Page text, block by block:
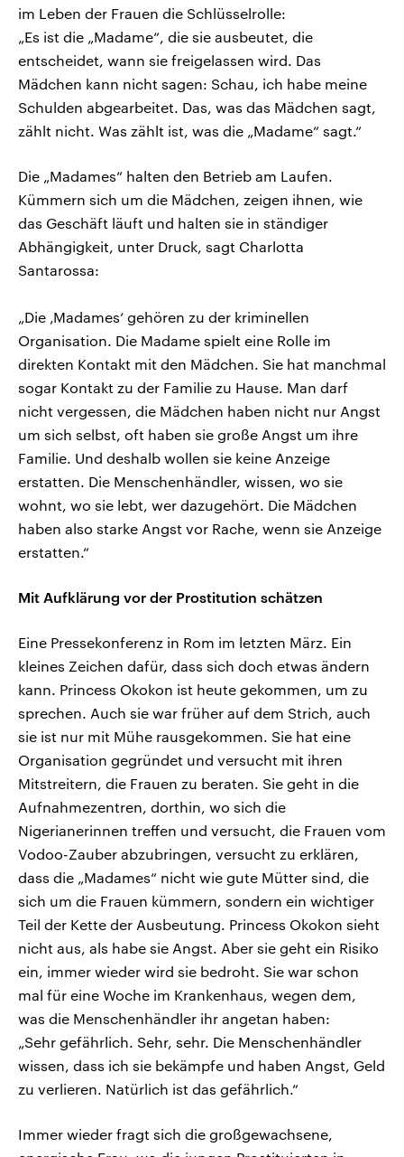
im Leben der Frauen die Schlüsselrolle:
„Es ist die „Madame“, die sie ausbeutet, die
entscheidet, wann sie freigelassen wird. Das
Mädchen kann nicht sagen: Schau, ich habe meine
Schulden abgearbeitet. Das, was das Mädchen sagt,
zählt nicht. Was zählt ist, was die „Madame“ sagt.“
Die „Madames“ halten den Betrieb am Laufen.
Kümmern sich um die Mädchen, zeigen ihnen, wie
das Geschäft läuft und halten sie in ständiger
Abhängigkeit, unter Druck, sagt Charlotta
Santarossa:
„Die ‚Madames‘ gehören zu der kriminellen
Organisation. Die Madame spielt eine Rolle im
direkten Kontakt mit den Mädchen. Sie hat manchmal
sogar Kontakt zu der Familie zu Hause. Man darf
nicht vergessen, die Mädchen haben nicht nur Angst
um sich selbst, oft haben sie große Angst um ihre
Familie. Und deshalb wollen sie keine Anzeige
erstatten. Die Menschenhändler, wissen, wo sie
wohnt, wo sie lebt, wer dazugehört. Die Mädchen
haben also starke Angst vor Rache, wenn sie Anzeige
erstatten.“
Mit Aufklärung vor der Prostitution schätzen
Eine Pressekonferenz in Rom im letzten März. Ein
kleines Zeichen dafür, dass sich doch etwas ändern
kann. Princess Okokon ist heute gekommen, um zu
sprechen. Auch sie war früher auf dem Strich, auch
sie ist nur mit Mühe rausgekommen. Sie hat eine
Organisation gegründet und versucht mit ihren
Mitstreitern, die Frauen zu beraten. Sie geht in die
Aufnahmezentren, dorthin, wo sich die
Nigerianerinnen treffen und versucht, die Frauen vom
Vodoo-Zauber abzubringen, versucht zu erklären,
dass die „Madames“ nicht wie gute Mütter sind, die
sich um die Frauen kümmern, sondern ein wichtiger
Teil der Kette der Ausbeutung. Princess Okokon sieht
nicht aus, als habe sie Angst. Aber sie geht ein Risiko
ein, immer wieder wird sie bedroht. Sie war schon
mal für eine Woche im Krankenhaus, wegen dem,
was die Menschenhändler ihr angetan haben:
„Sehr gefährlich. Sehr, sehr. Die Menschenhändler
wissen, dass ich sie bekämpfe und haben Angst, Geld
zu verlieren. Natürlich ist das gefährlich.“
Immer wieder fragt sich die großgewachsene,